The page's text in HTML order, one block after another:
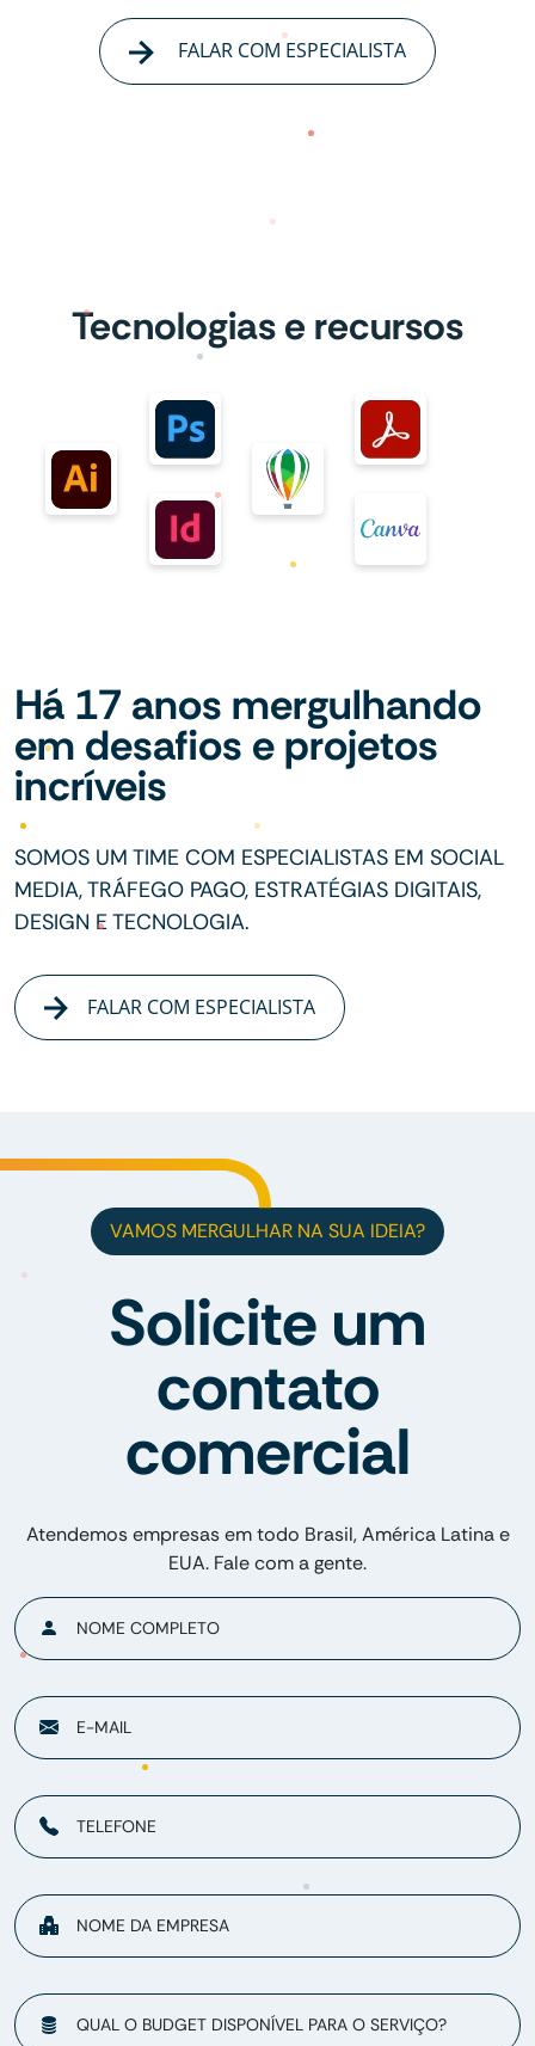
FALAR COM ESPECIALISTA
Tecnologias e recursos
Há 17 anos mergulhando
em desafios e projetos
incríveis
SOMOS UM TIME COM ESPECIALISTAS EM SOCIAL
MEDIA, TRÁFEGO PAGO, ESTRATÉGIAS DIGITAIS,
DESIGN E TECNOLOGIA.
FALAR COM ESPECIALISTA
VAMOS MERGULHAR NA SUA IDEIA?
Solicite um
contato
comercial
Atendemos empresas em todo Brasil, América Latina e
EUA. Fale com a gente.
NOME COMPLETO
E-MAIL
TELEFONE
NOME DA EMPRESA
QUAL O BUDGET DISPONÍVEL PARA O SERVIÇO?